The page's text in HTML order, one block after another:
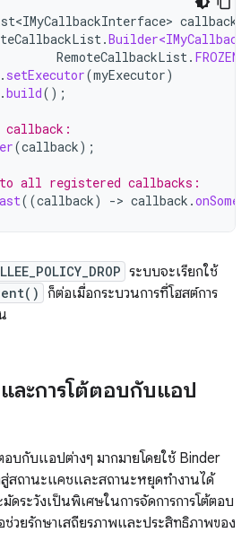
callbacks
.
RemoteCallbackList.
. setExecutor(myExecutor)
.build();
(callback);
all registered callbacks:
((callback) -> callback .
ระบบจะเรียกใช้
ก็ต่อเมื่อกระบวนการที่โฮสต์การ
ละการโต้ตอบกับแอป
อบกับแอปต่างๆ มากมายโดยใช้ Binder
สู่สถานะแคชและสถานะหยุดทำงานได้
ดระวังเป็นพิเศษในการจัดการการโต้ตอบ
ช่วยรักษาเสถียรภาพและประสิทธิภาพของ